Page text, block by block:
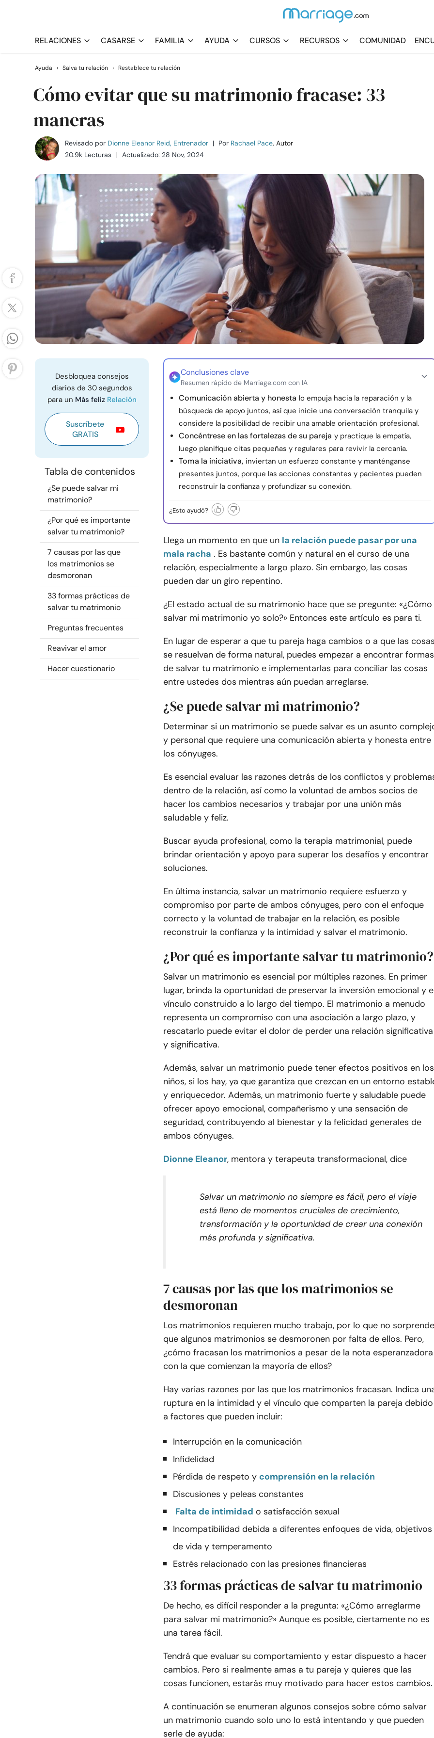
RELACIONES CASARSE FAMILIA AYUDA CURSOS RECURSOS COMUNIDAD
Ayuda › Salva tu relación › Restablece tu relación
Cómo evitar que su matrimonio fracase: 33
maneras
Revisado por Dionne Eleanor Reid, Entrenador | Por Rachael Pace, Autor
20.9k Lecturas
Actualizado: 28 Nov, 2024
Desbloquea consejos
diarios de 30 segundos
para un Más feliz Relación
Suscríbete
GRATIS
Tabla de contenidos
¿Se puede salvar mi
matrimonio?
¿Por qué es importante
salvar tu matrimonio?
7 causas por las que
los matrimonios se
desmoronan
33 formas prácticas de
salvar tu matrimonio
Preguntas frecuentes
Reavivar el amor
Hacer cuestionario
Conclusiones clave
Resumen rápido de Marriage.com con IA
Comunicación abierta y honesta lo empuja hacia la reparación y la
búsqueda de apoyo juntos, así que inicie una conversación tranquila y
considere la posibilidad de recibir una amable orientación profesional.
Concéntrese en las fortalezas de su pareja y practique la empatía,
luego planifique citas pequeñas y regulares para revivir la cercanía.
Toma la iniciativa, inviertan un esfuerzo constante y manténganse
presentes juntos, porque las acciones constantes y pacientes pueden
reconstruir la confianza y profundizar su conexión.
¿Esto ayudó?
Llega un momento en que un la relación puede pasar por una
mala racha . Es bastante común y natural en el curso de una
relación, especialmente a largo plazo. Sin embargo, las cosas
pueden dar un giro repentino.
¿El estado actual de su matrimonio hace que se pregunte: «¿Cómo
salvar mi matrimonio yo solo?» Entonces este artículo es para ti.
En lugar de esperar a que tu pareja haga cambios o a que las
se resuelvan de forma natural, puedes empezar a encontrar formas
de salvar tu matrimonio e implementarlas para conciliar las cosas
entre ustedes dos mientras aún puedan arreglarse.
¿Se puede salvar mi matrimonio?
Determinar si un matrimonio se puede salvar es un asunto
y personal que requiere una comunicación abierta y honesta entre
los cónyuges.
Es esencial evaluar las razones detrás de los conflictos y
dentro de la relación, así como la voluntad de ambos socios de
hacer los cambios necesarios y trabajar por una unión más
saludable y feliz.
Buscar ayuda profesional, como la terapia matrimonial, puede
brindar orientación y apoyo para superar los desafíos y encontrar
soluciones.
En última instancia, salvar un matrimonio requiere esfuerzo y
compromiso por parte de ambos cónyuges, pero con el enfoque
correcto y la voluntad de trabajar en la relación, es posible
reconstruir la confianza y la intimidad y salvar el matrimonio.
¿Por qué es importante salvar tu matrimonio?
Salvar un matrimonio es esencial por múltiples razones. En primer
lugar, brinda la oportunidad de preservar la inversión emocional y
vínculo construido a lo largo del tiempo. El matrimonio a menudo
representa un compromiso con una asociación a largo plazo, y
rescatarlo puede evitar el dolor de perder una relación significativa
y significativa.
Además, salvar un matrimonio puede tener efectos positivos en los
niños, si los hay, ya que garantiza que crezcan en un entorno
y enriquecedor. Además, un matrimonio fuerte y saludable puede
ofrecer apoyo emocional, compañerismo y una sensación de
seguridad, contribuyendo al bienestar y la felicidad generales de
ambos cónyuges.
Dionne Eleanor, mentora y terapeuta transformacional, dice
Salvar un matrimonio no siempre es fácil, pero el viaje
está lleno de momentos cruciales de crecimiento,
transformación y la oportunidad de crear una conexión
más profunda y significativa.
7 causas por las que los matrimonios se
desmoronan
Los matrimonios requieren mucho trabajo, por lo que no sorprende
que algunos matrimonios se desmoronen por falta de ellos. Pero,
¿cómo fracasan los matrimonios a pesar de la nota esperanzadora
con la que comienzan la mayoría de ellos?
Hay varias razones por las que los matrimonios fracasan. Indica
ruptura en la intimidad y el vínculo que comparten la pareja debido
a factores que pueden incluir:
Interrupción en la comunicación
Infidelidad
Pérdida de respeto y comprensión en la relación
Discusiones y peleas constantes
Falta de intimidad o satisfacción sexual
Incompatibilidad debida a diferentes enfoques de vida, objetivos
de vida y temperamento
Estrés relacionado con las presiones financieras
33 formas prácticas de salvar tu matrimonio
De hecho, es difícil responder a la pregunta: «¿Cómo arreglarme
para salvar mi matrimonio?» Aunque es posible, ciertamente no es
una tarea fácil.
Tendrá que evaluar su comportamiento y estar dispuesto a hacer
cambios. Pero si realmente amas a tu pareja y quieres que las
cosas funcionen, estarás muy motivado para hacer estos cambios.
A continuación se enumeran algunos consejos sobre cómo salvar
un matrimonio cuando solo uno lo está intentando y que pueden
serle de ayuda: